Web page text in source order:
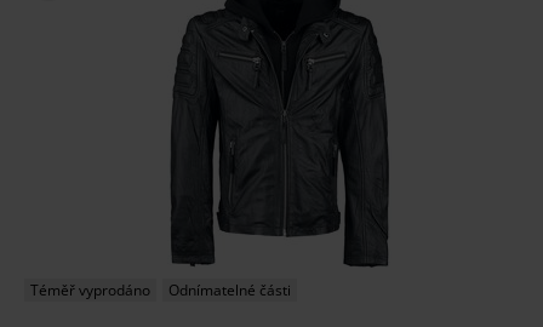
Téměř vyprodáno Odnímatelné části